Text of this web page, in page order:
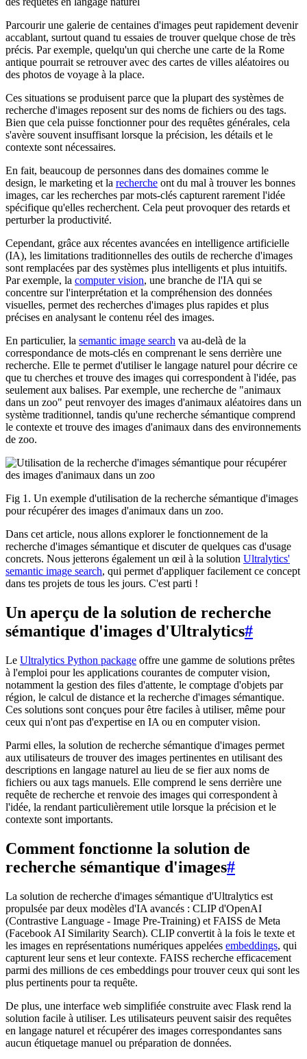
Parcourir une galerie de centaines d'images peut rapidement devenir
accablant, surtout quand tu essaies de trouver quelque chose de très
précis. Par exemple, quelqu'un qui cherche une carte de la Rome
antique pourrait se retrouver avec des cartes de villes aléatoires ou
des photos de voyage à la place.
Ces situations se produisent parce que la plupart des systèmes de
recherche d'images reposent sur des noms de fichiers ou des tags.
Bien que cela puisse fonctionner pour des requêtes générales, cela
s'avère souvent insuffisant lorsque la précision, les détails et le
contexte sont nécessaires.
En fait, beaucoup de personnes dans des domaines comme le
design, le marketing et la recherche ont du mal à trouver les bonnes
images, car les recherches par mots-clés capturent rarement l'idée
spécifique qu'elles recherchent. Cela peut provoquer des retards et
perturber la productivité.
Cependant, grâce aux récentes avancées en intelligence artificielle
(IA), les limitations traditionnelles des outils de recherche d'images
sont remplacées par des systèmes plus intelligents et plus intuitifs.
Par exemple, la computer vision, une branche de l'IA qui se
concentre sur l'interprétation et la compréhension des données
visuelles, permet des recherches d'images plus rapides et plus
précises en analysant le contenu réel des images.
En particulier, la semantic image search va au-delà de la
correspondance de mots-clés en comprenant le sens derrière une
recherche. Elle te permet d'utiliser le langage naturel pour décrire ce
que tu cherches et trouve des images qui correspondent à l'idée, pas
seulement aux balises. Par exemple, une recherche de "animaux
dans un zoo" peut renvoyer des images d'animaux aléatoires dans un
système traditionnel, tandis qu'une recherche sémantique comprend
le contexte et trouve des images d'animaux dans des environnements
de zoo.
Fig 1. Un exemple d'utilisation de la recherche sémantique d'images
pour récupérer des images d'animaux dans un zoo.
Dans cet article, nous allons explorer le fonctionnement de la
recherche d'images sémantique et discuter de quelques cas d'usage
concrets. Nous jetterons également un œil à la solution Ultralytics'
semantic image search, qui permet d'appliquer facilement ce concept
dans tes projets de tous les jours. C'est parti !
Un aperçu de la solution de recherche
sémantique d'images d'Ultralytics#
Le Ultralytics Python package offre une gamme de solutions prêtes
à l'emploi pour les applications courantes de computer vision,
notamment la gestion des files d'attente, le comptage d'objets par
région, le calcul de distance et la recherche d'images sémantique.
Ces solutions sont conçues pour être faciles à utiliser, même pour
ceux qui n'ont pas d'expertise en IA ou en computer vision.
Parmi elles, la solution de recherche sémantique d'images permet
aux utilisateurs de trouver des images pertinentes en utilisant des
descriptions en langage naturel au lieu de se fier aux noms de
fichiers ou aux tags manuels. Elle comprend le sens derrière une
requête de recherche et renvoie des images qui correspondent à
l'idée, la rendant particulièrement utile lorsque la précision et le
contexte sont importants.
Comment fonctionne la solution de
recherche sémantique d'images#
La solution de recherche d'images sémantique d'Ultralytics est
propulsée par deux modèles d'IA avancés : CLIP d'OpenAI
(Contrastive Language - Image Pre-Training) et FAISS de Meta
(Facebook AI Similarity Search). CLIP convertit à la fois le texte et
les images en représentations numériques appelées embeddings, qui
capturent leur sens et leur contexte. FAISS recherche efficacement
parmi des millions de ces embeddings pour trouver ceux qui sont les
plus pertinents pour ta requête.
De plus, une interface web simplifiée construite avec Flask rend la
solution facile à utiliser. Les utilisateurs peuvent saisir des requêtes
en langage naturel et récupérer des images correspondantes sans
aucun étiquetage manuel ou préparation de données.